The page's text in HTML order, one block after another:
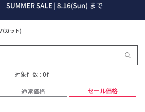
ガット)
対象件数 : 0件
通常価格 セール価格